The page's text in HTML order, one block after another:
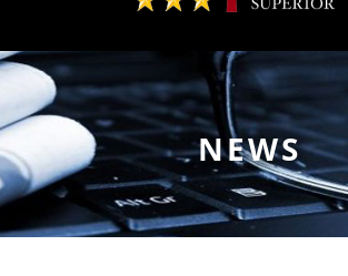
NEWS